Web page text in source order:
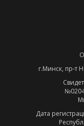
г.Минск, пр-т
Дата